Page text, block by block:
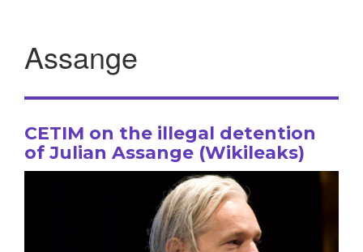
Assange
CETIM on the illegal detention
of Julian Assange (Wikileaks)